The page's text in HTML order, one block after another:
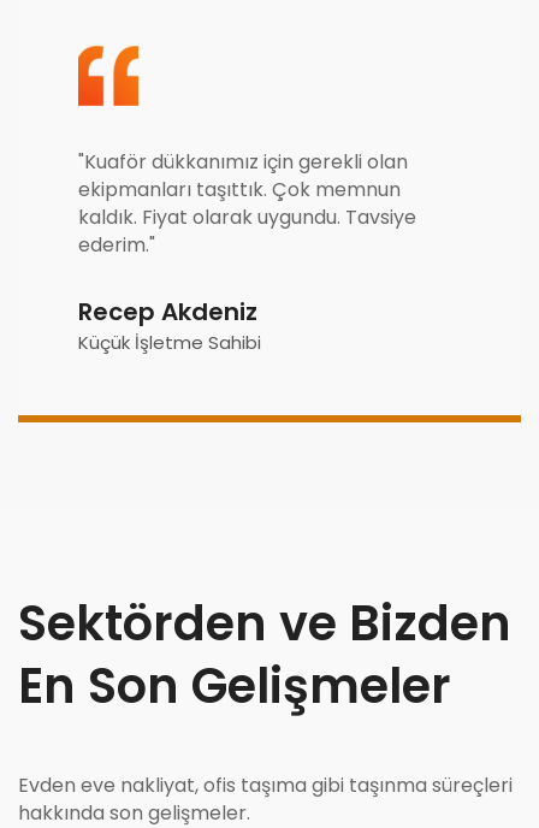
"Kuaför dükkanımız için gerekli olan
ekipmanları taşıttık. Çok memnun
kaldık. Fiyat olarak uygundu. Tavsiye
ederim."
Recep Akdeniz
Küçük İşletme Sahibi
Sektörden ve Bizden
En Son Gelişmeler
Evden eve nakliyat, ofis taşıma gibi taşınma süreçleri
hakkında son gelişmeler.